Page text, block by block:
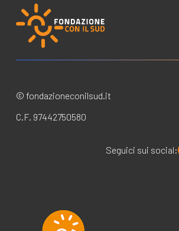
© fondazioneconilsud.it
C.F. 97442750580
Seguici sui social: